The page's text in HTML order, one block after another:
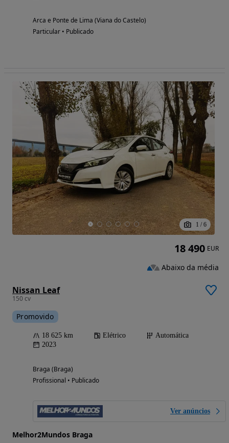
Arca e Ponte de Lima (Viana do Castelo)
Particular • Publicado
1 / 6
Nissan Leaf
150 cv
Promovido
18 625 km Elétrico
Automática
2023
Braga (Braga)
Profissional • Publicado
Ver anúncios
Melhor2Mundos Braga
18 490 EUR
Abaixo da média